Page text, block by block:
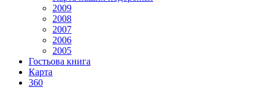
2009
2008
2007
2006
2005
Гостьова книга
Карта
360